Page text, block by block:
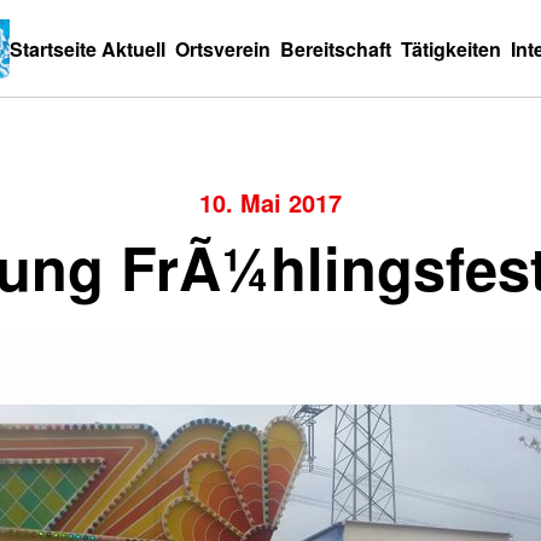
StartseiteAktuell Ortsverein Bereitschaft Tätigkeiten
10. Mai 2017